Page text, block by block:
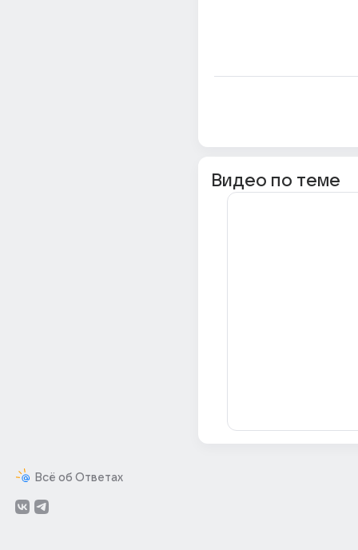
Всё об Ответах
Видео по теме